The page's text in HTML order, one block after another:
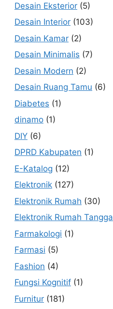
Desain Eksterior (5)
Desain Interior (103)
Desain Kamar (2)
Desain Minimalis (7)
Desain Modern (2)
Desain Ruang Tamu (6)
Diabetes (1)
dinamo (1)
DIY (6)
DPRD Kabupaten (1)
E-Katalog (12)
Elektronik (127)
Elektronik Rumah (30)
Elektronik Rumah Tangga
Farmakologi (1)
Farmasi (5)
Fashion (4)
Fungsi Kognitif (1)
Furnitur (181)